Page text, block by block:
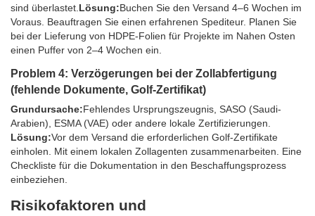
sind überlastet. Lösung:Buchen Sie den Versand 4–6 Wochen im
Voraus. Beauftragen Sie einen erfahrenen Spediteur. Planen Sie
bei der Lieferung von HDPE-Folien für Projekte im Nahen Osten
einen Puffer von 2–4 Wochen ein.
Problem 4: Verzögerungen bei der Zollabfertigung
(fehlende Dokumente, Golf-Zertifikat)
Grundursache:Fehlendes Ursprungszeugnis, SASO (Saudi-
Arabien), ESMA (VAE) oder andere lokale Zertifizierungen.
Lösung:Vor dem Versand die erforderlichen Golf-Zertifikate
einholen. Mit einem lokalen Zollagenten zusammenarbeiten. Eine
Checkliste für die Dokumentation in den Beschaffungsprozess
einbeziehen.
Risikofaktoren und